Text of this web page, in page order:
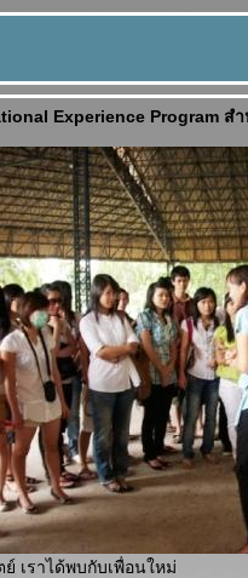
Experience Program ส
เราได้พบกับเพื่อนใหม่